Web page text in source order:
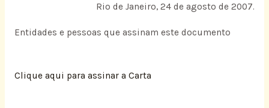
Rio de Janeiro, 24 de agosto de 2007.
Entidades e pessoas que assinam este documento
Clique aqui para assinar a Carta